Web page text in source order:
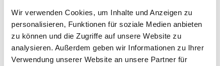
Wir verwenden Cookies, um Inhalte und Anzeigen zu
personalisieren, Funktionen für soziale Medien anbieten
zu können und die Zugriffe auf unsere Website zu
analysieren. Außerdem geben wir Informationen zu Ihrer
Verwendung unserer Website an unsere Partner für
TG-K310
Kanalfühler
Kabellänge
1.5 m